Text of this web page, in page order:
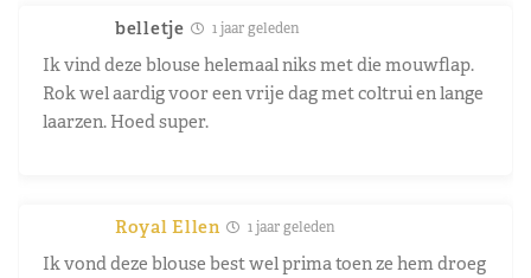
belletje 1 jaar geleden
Ik vind deze blouse helemaal niks met die mouwflap.
Rok wel aardig voor een vrije dag met coltrui en lange
laarzen. Hoed super.
Royal Ellen 1 jaar geleden
Ik vond deze blouse best wel prima toen ze hem droeg